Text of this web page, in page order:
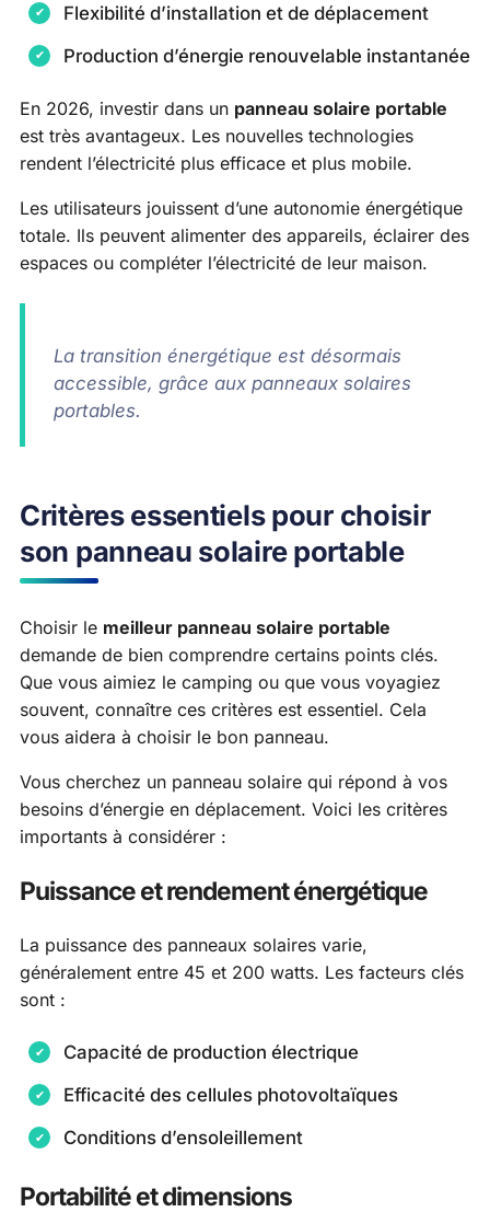
Flexibilité d’installation et de déplacement
Production d’énergie renouvelable instantanée
En 2026, investir dans un panneau solaire portable
est très avantageux. Les nouvelles technologies
rendent l’électricité plus efficace et plus mobile.
Les utilisateurs jouissent d’une autonomie énergétique
totale. Ils peuvent alimenter des appareils, éclairer des
espaces ou compléter l’électricité de leur maison.
La transition énergétique est désormais
accessible, grâce aux panneaux solaires
portables.
Critères essentiels pour choisir
son panneau solaire portable
Choisir le meilleur panneau solaire portable
demande de bien comprendre certains points clés.
Que vous aimiez le camping ou que vous voyagiez
souvent, connaître ces critères est essentiel. Cela
vous aidera à choisir le bon panneau.
Vous cherchez un panneau solaire qui répond à vos
besoins d’énergie en déplacement. Voici les critères
importants à considérer :
Puissance et rendement énergétique
La puissance des panneaux solaires varie,
généralement entre 45 et 200 watts. Les facteurs clés
sont :
Capacité de production électrique
Efficacité des cellules photovoltaïques
Conditions d’ensoleillement
Portabilité et dimensions